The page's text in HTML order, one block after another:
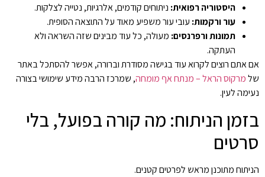
היסטוריה רפואית: ניתוחים קודמים, אלרגיות, נטייה לצלקות.
עור ורקמות: עובי עור משפיע מאוד על התוצאה הסופית.
תמונות ורפרנסים: מעולה, כל עוד מבינים שזה השראה ולא
העתקה.
אם אתם רוצים לקרוא עוד בגישה מסודרת וברורה, אפשר להסתכל באתר
שלמרקוס הראל – מנתח אף מומחה, שמרכז הרבה מידע שימושי בצורה
נעימה לעין.
בזמן הניתוח: מה קורה בפועל, בלי
סרטים
הניתוח מתוכנן מראש לפרטים קטנים.